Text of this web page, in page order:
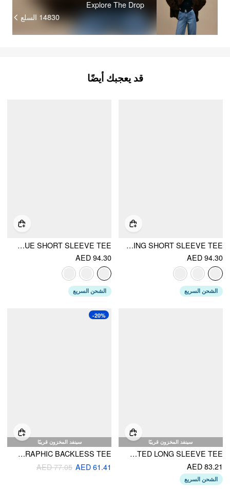
Explore The Drop
14830 السلع
قد يعجبك أيضًا
ROUND NECKLINE PEPPER EMBROIDERY CONTRASTING BINDING SHORT SLEEVE TEE
AED 94.30
الشحن السريع
COTTON-BLEND BOAT NECK FRUIT APPLIQUE SHORT SLEEVE TEE
AED 94.30
الشحن السريع
سينفد المخزون قريبًا
COTTON-BLEND SQUARE NECK STRIPED LACE UP KNOTTED LONG SLEEVE TEE
AED 83.21
الشحن السريع
سينفد المخزون قريبًا
-20%
COTTON-BLEND BOAT NECK POLKA DOT HEART FIGURE GRAPHIC BACKLESS TEE
AED 61.41
AED 77.05